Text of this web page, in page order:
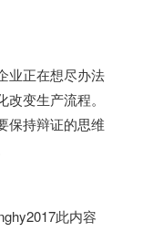
业正在想尽办法
变生产流程。
保持辩证的思维
此内容